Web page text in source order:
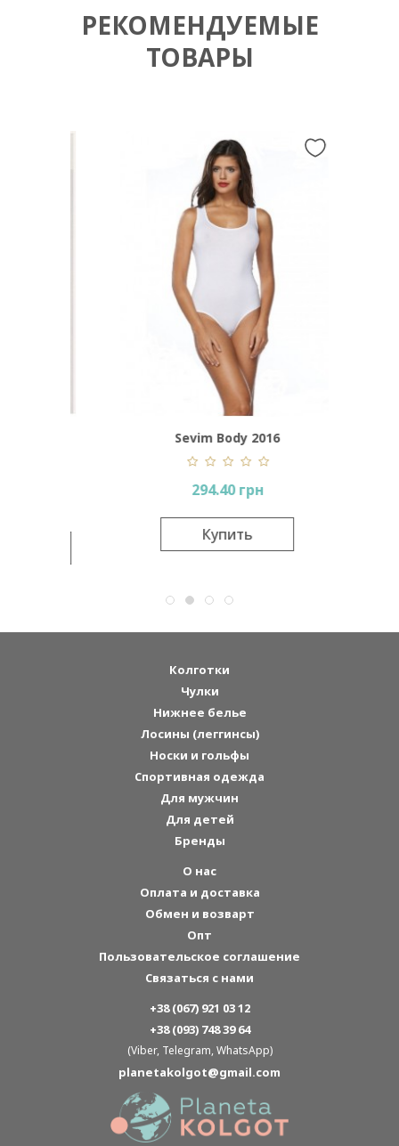
РЕКОМЕНДУЕМЫЕ
ТОВАРЫ
Sevim Body 2016
294.40 грн
Купить
Колготки
Чулки
Нижнее белье
Лосины (леггинсы)
Носки и гольфы
Спортивная одежда
Для мужчин
Для детей
Бренды
О нас
Оплата и доставка
Обмен и возварт
Опт
Пользовательское соглашение
Связаться с нами
+38 (067) 921 03 12
+38 (093) 748 39 64
(Viber, Telegram, WhatsApp)
planetakolgot@gmail.com